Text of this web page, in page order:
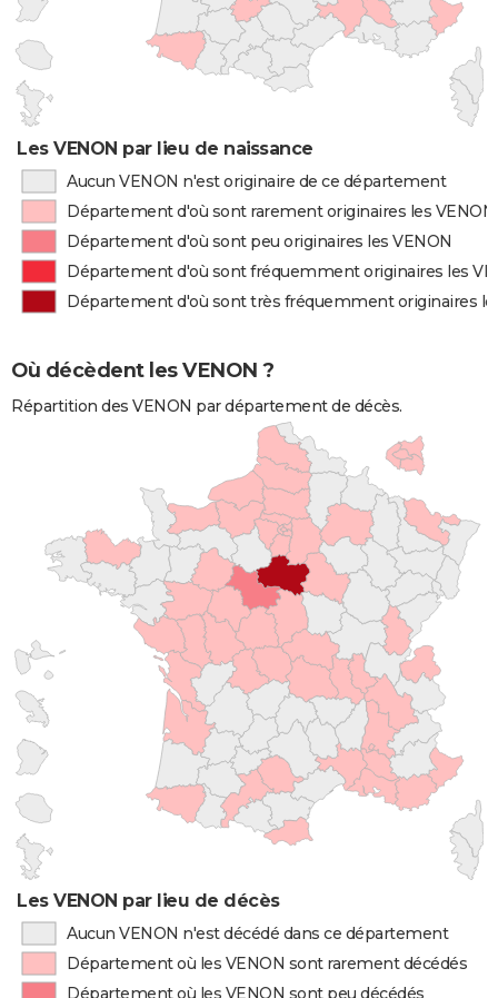
Les VENON par lieu de naissance
Aucun VENON n'est originaire de ce département
Département d'où sont rarement originaires les VENON
Département d'où sont peu originaires les VENON
Département d'où sont fréquemment originaires les
Département d'où sont très fréquemment originaires
Où décèdent les VENON ?
Répartition des VENON par département de décès.
Les VENON par lieu de décès
Aucun VENON n'est décédé dans ce département
Département où les VENON sont rarement décédés
Département où les VENON sont peu décédés